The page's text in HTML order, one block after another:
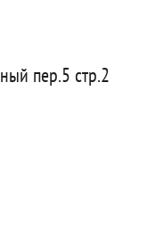
пер.5 стр.2